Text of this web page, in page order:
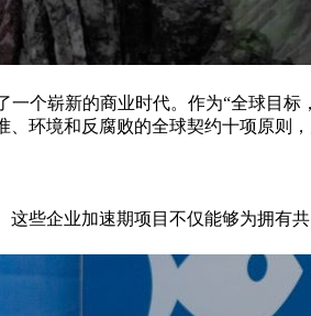
个崭新的商业时代。作为“全球目
环境和反腐败的全球契约十项原则
些企业加速期项目不仅能够为拥有